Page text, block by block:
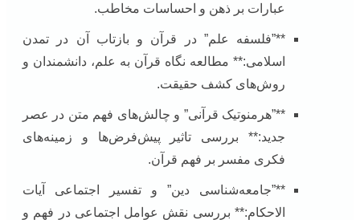
عبارات بر ذهن و احساسات مخاطب.
**”فلسفه علم” در قرآن و بازتاب آن در تمدن
اسلامی:** مطالعه نگاه قرآن به علم، دانشمندان و
روش‌های کشف حقیقت.
**”هرمنوتیک قرآنی” و چالش‌های فهم متن در عصر
جدید:** بررسی تاثیر پیش‌فرض‌ها و زمینه‌های
فکری مفسر بر فهم قرآن.
**”جامعه‌شناسی دین” و تفسیر اجتماعی آیات
الاحکام:** بررسی نقش عوامل اجتماعی در فهم و